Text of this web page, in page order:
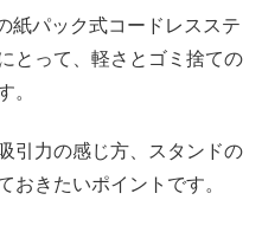
紙パック式コードレスステ
とって、軽さとゴミ捨ての
。
引力の感じ方、スタンドの
おきたいポイントです。